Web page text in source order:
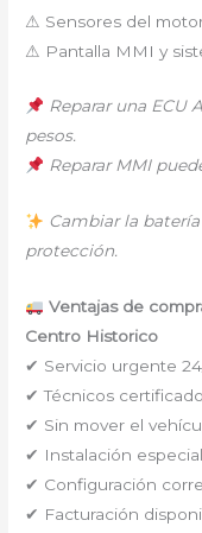
⚠ Sensores del
⚠ Pantalla MMI y
Reparar una ECU
pesos.
Reparar MMI
Cambiar la
protección.
Ventajas de
Centro Historico
✔ Servicio urgente
✔ Técnicos
✔ Sin mover el
✔ Instalación
✔ Configuración
✔ Facturación